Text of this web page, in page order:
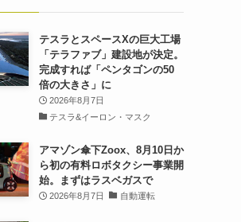
テスラとスペースXの巨大工場
「テラファブ」建設地が決定。
完成すれば「ペンタゴンの50
倍の大きさ」に
2026年8月7日
テスラ&イーロン・マスク
アマゾン傘下Zoox、8月10日か
ら初の有料ロボタクシー事業開
始。まずはラスベガスで
2026年8月7日 自動運転